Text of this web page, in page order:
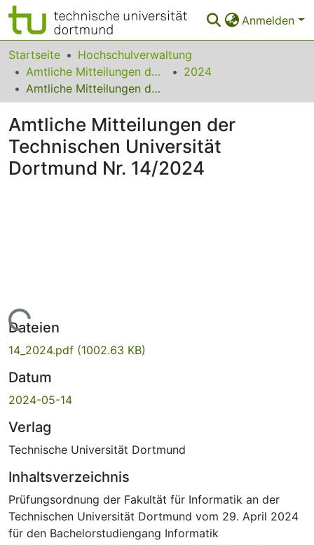
Anmelden
Bereiche & Sammlungen
Das gesamte Repositorium
FAQ
Leitlinien
Startseite
Hochschulverwaltung
Amtliche Mitteilungen der Technischen Universität Dortmund
2024
Amtliche Mitteilungen der Technischen Universität Dortmund Nr. 14/2024
Amtliche Mitteilungen der
Technischen Universität
Dortmund Nr. 14/2024
Lade...
Dateien
14_2024.pdf (1002.63 KB)
Datum
2024-05-14
Verlag
Technische Universität Dortmund
Inhaltsverzeichnis
Prüfungsordnung der Fakultät für Informatik an der
Technischen Universität Dortmund vom 29. April 2024
für den Bachelorstudiengang Informatik